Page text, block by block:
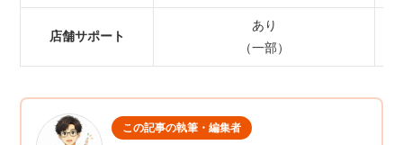
店舗サポート
あり
（一部）
この記事の執筆・編集者